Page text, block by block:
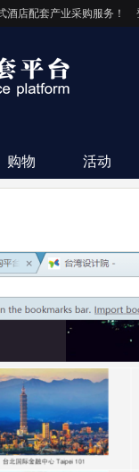
店配套产业采购服务！
购物 活动